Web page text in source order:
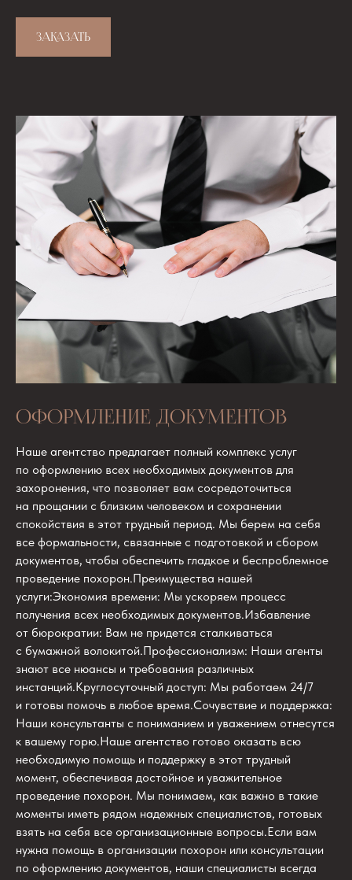
ЗАКАЗАТЬ
ОФОРМЛЕНИЕ ДОКУМЕНТОВ
Наше агентство предлагает полный комплекс услуг
по оформлению всех необходимых документов для
захоронения, что позволяет вам сосредоточиться
на прощании с близким человеком и сохранении
спокойствия в этот трудный период. Мы берем на себя
все формальности, связанные с подготовкой и сбором
документов, чтобы обеспечить гладкое и беспроблемное
проведение похорон.Преимущества нашей
услуги:Экономия времени: Мы ускоряем процесс
получения всех необходимых документов.Избавление
от бюрократии: Вам не придется сталкиваться
с бумажной волокитой.Профессионализм: Наши агенты
знают все нюансы и требования различных
инстанций.Круглосуточный доступ: Мы работаем 24/7
и готовы помочь в любое время.Сочувствие и поддержка:
Наши консультанты с пониманием и уважением отнесутся
к вашему горю.Наше агентство готово оказать всю
необходимую помощь и поддержку в этот трудный
момент, обеспечивая достойное и уважительное
проведение похорон. Мы понимаем, как важно в такие
моменты иметь рядом надежных специалистов, готовых
взять на себя все организационные вопросы.Если вам
нужна помощь в организации похорон или консультации
по оформлению документов, наши специалисты всегда